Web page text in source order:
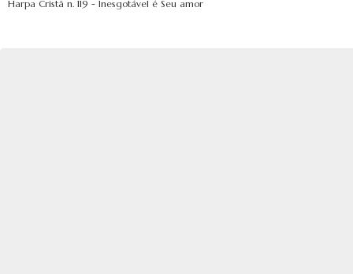
Harpa Cristã n. 119 - Inesgotável é Seu amor